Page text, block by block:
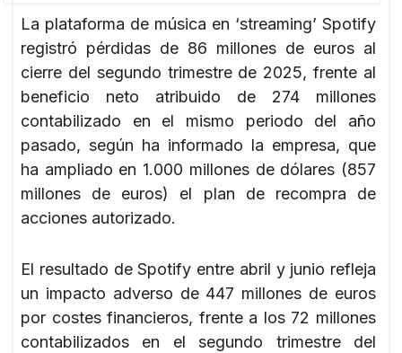
La plataforma de música en ‘streaming’ Spotify
registró pérdidas de 86 millones de euros al
cierre del segundo trimestre de 2025, frente al
beneficio neto atribuido de 274 millones
contabilizado en el mismo periodo del año
pasado, según ha informado la empresa, que
ha ampliado en 1.000 millones de dólares (857
millones de euros) el plan de recompra de
acciones autorizado.
El resultado de Spotify entre abril y junio refleja
un impacto adverso de 447 millones de euros
por costes financieros, frente a los 72 millones
contabilizados en el segundo trimestre del